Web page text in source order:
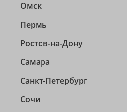
Омск
Пермь
Ростов-на-Дону
Самара
Санкт-Петербург
Сочи